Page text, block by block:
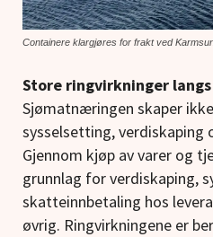
Containere klargjøres for frakt ved
Store ringvirkninger
Sjømatnæringen skaper
sysselsetting, verdiskaping
Gjennom kjøp av varer og
grunnlag for verdiskaping,
skatteinnbetaling hos
øvrig. Ringvirkningene er